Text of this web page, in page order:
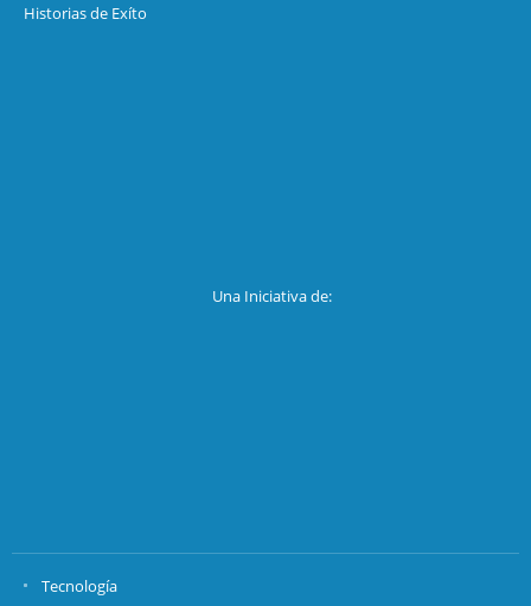
Historias de Exíto
Una Iniciativa de:
Tecnología